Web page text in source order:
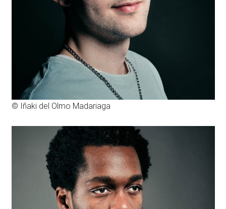
© Iñaki del Olmo Madariaga